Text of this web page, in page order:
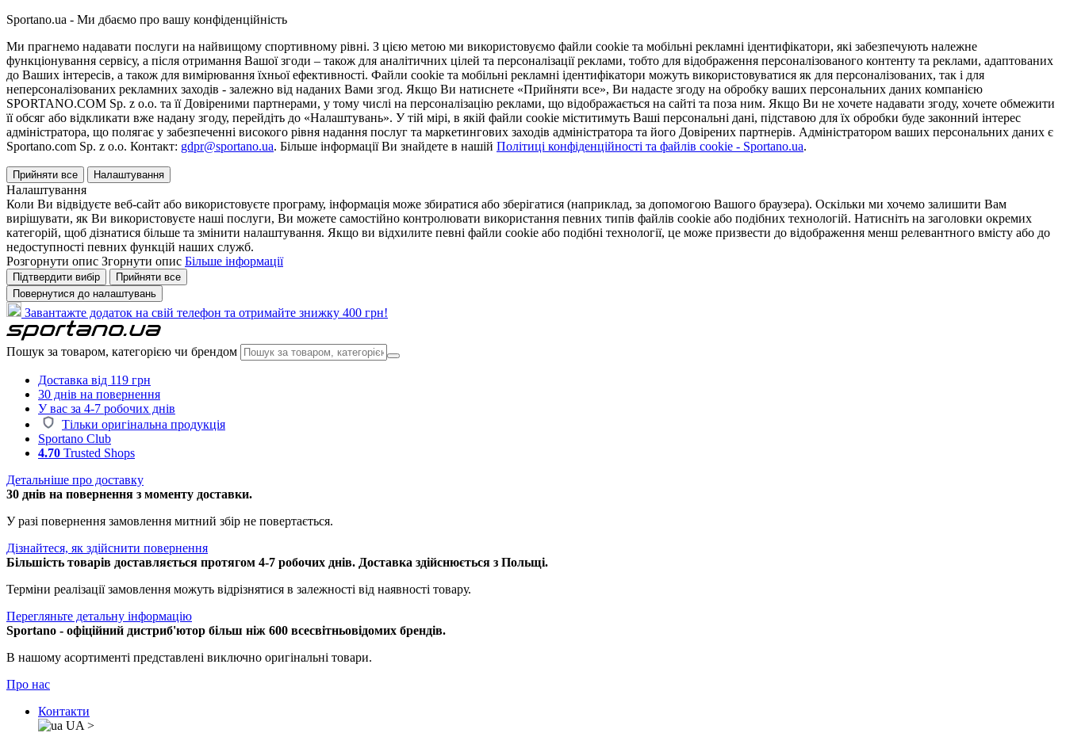
Sportano.ua - Ми дбаємо про вашу конфіденційність
Ми прагнемо надавати послуги на найвищому спортивному рівні. З цією метою ми використовуємо файли cookie та мобільні рекламні ідентифікатори, які забезпечують належне
функціонування сервісу, а після отримання Вашої згоди – також для аналітичних цілей та персоналізації реклами, тобто для відображення персоналізованого контенту та реклами, адаптованих
до Ваших інтересів, а також для вимірювання їхньої ефективності. Файли cookie та мобільні рекламні ідентифікатори можуть використовуватися як для персоналізованих, так і для
неперсоналізованих рекламних заходів - залежно від наданих Вами згод. Якщо Ви натиснете «Прийняти все», Ви надасте згоду на обробку ваших персональних даних компанією
SPORTANO.COM Sp. z o.o. та її Довіреними партнерами, у тому числі на персоналізацію реклами, що відображається на сайті та поза ним. Якщо Ви не хочете надавати згоду, хочете обмежити
її обсяг або відкликати вже надану згоду, перейдіть до «Налаштувань». У тій мірі, в якій файли cookie міститимуть Ваші персональні дані, підставою для їх обробки буде законний інтерес
адміністратора, що полягає у забезпеченні високого рівня надання послуг та маркетингових заходів адміністратора та його Довірених партнерів. Адміністратором ваших персональних даних є
Sportano.com Sp. z o.o. Контакт: gdpr@sportano.ua. Більше інформації Ви знайдете в нашій Політиці конфіденційності та файлів cookie - Sportano.ua.
Прийняти все Налаштування
Налаштування
Коли Ви відвідуєте веб-сайт або використовуєте програму, інформація може збиратися або зберігатися (наприклад, за допомогою Вашого браузера). Оскільки ми хочемо залишити Вам
вирішувати, як Ви використовуєте наші послуги, Ви можете самостійно контролювати використання певних типів файлів cookie або подібних технологій. Натисніть на заголовки окремих
категорій, щоб дізнатися більше та змінити налаштування. Якщо ви відхилите певні файли cookie або подібні технології, це може призвести до відображення менш релевантного вмісту або до
недоступності певних функцій наших служб.
Розгорнути опис Згорнути опис Більше інформації
Підтвердити вибір
Прийняти все
Повернутися до налаштувань
Завантажте додаток на свій телефон та отримайте знижку 400 грн!
Пошук за товаром, категорією чи брендом
Доставка від 119 грн
30 днів на повернення
У вас за 4-7 робочих днів
Тільки оригінальна продукція
Sportano Club
4.70 Trusted Shops
Детальніше про доставку
30 днів на повернення з моменту доставки.
У разі повернення замовлення митний збір не повертається.
Дізнайтеся, як здійснити повернення
Більшість товарів доставляється протягом 4-7 робочих днів. Доставка здійснюється з Польщі.
Терміни реалізації замовлення можуть відрізнятися в залежності від наявності товару.
Перегляньте детальну інформацію
Sportano - офіційний дистриб'ютор більш ніж 600 всесвітньовідомих брендів.
В нашому асортименті представлені виключно оригінальні товари.
Про нас
Контакти
UA >